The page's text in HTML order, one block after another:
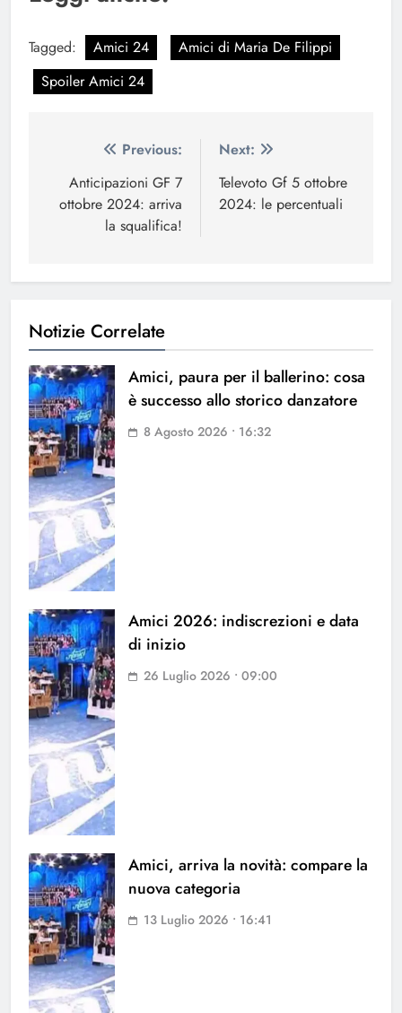
Tagged: Amici 24
Amici di Maria De Filippi
Spoiler Amici 24
Navigazione
articoli
Previous:
Anticipazioni GF 7
ottobre 2024: arriva
la squalifica!
Next:
Televoto Gf 5 ottobre
2024: le percentuali
Notizie Correlate
Amici, paura per il ballerino: cosa
è successo allo storico danzatore
8 Agosto 2026 • 16:32
Amici 2026: indiscrezioni e data
di inizio
26 Luglio 2026 • 09:00
Amici, arriva la novità: compare la
nuova categoria
13 Luglio 2026 • 16:41